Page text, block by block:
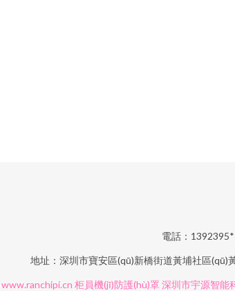
電話：
地址：深圳市寶安區(qū)新橋街道黃埔社區(qū)
www.ranchipi.cn 柜員機(jī)防護(hù)罩 深圳市宇源智能